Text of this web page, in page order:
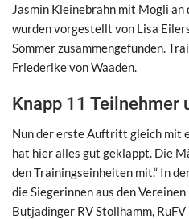
Jasmin Kleinebrahn mit Mogli
wurden vorgestellt von Lisa
Sommer zusammengefunden.
Friederike von Waaden.
Knapp 11 Teilnehmer
Nun der erste Auftritt gleich mit
hat hier alles gut geklappt. Die
den Trainingseinheiten mit.“ In
die Siegerinnen aus den
Butjadinger RV Stollhamm,